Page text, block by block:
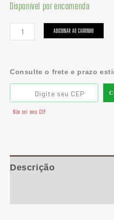
Disponível por encomenda
ADICIONAR AO CARRINHO
Consulte o frete e prazo
Não sei meu CEP
Descrição